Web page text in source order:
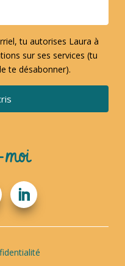
tu autorises Laura à
sur ses services (tu
te désabonner).